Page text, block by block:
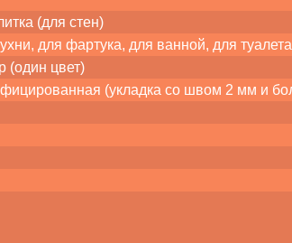
(для стен)
для фартука, для ванной, для
(один цвет)
(укладка со швом 2 мм и